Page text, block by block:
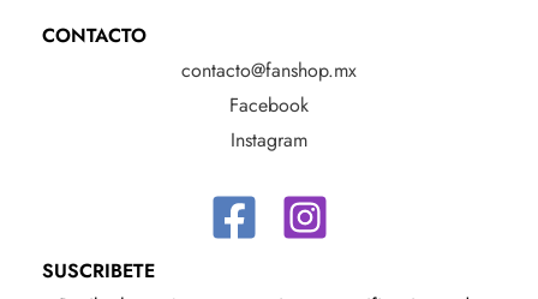
CONTACTO
contacto@fanshop.mx
Facebook
Instagram
SUSCRIBETE